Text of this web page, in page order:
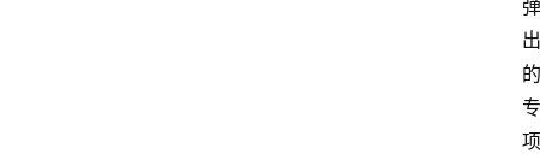
弹
出
的
专
项